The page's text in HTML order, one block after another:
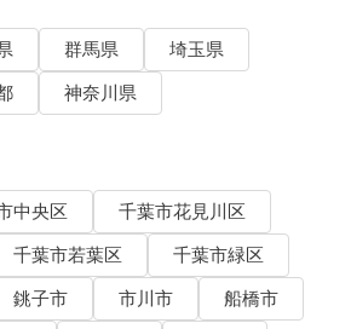
群馬県
埼玉県
神奈川県
中央区
千葉市花見川区
千葉市若葉区
千葉市緑区
銚子市 市川市
船橋市